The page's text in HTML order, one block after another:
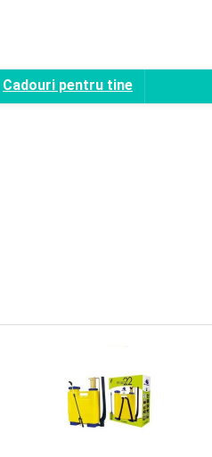
Cadouri pentru tine